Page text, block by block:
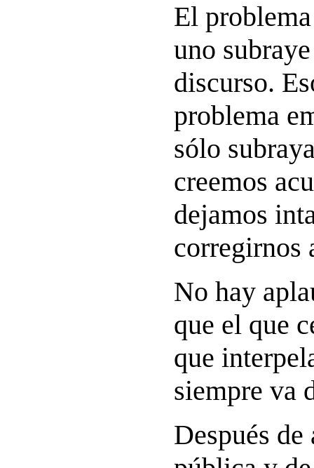
El
uno
discurso.
problema
sólo
creemos
dejamos
corregirnos
No hay
que el que
que
siempre va
Después